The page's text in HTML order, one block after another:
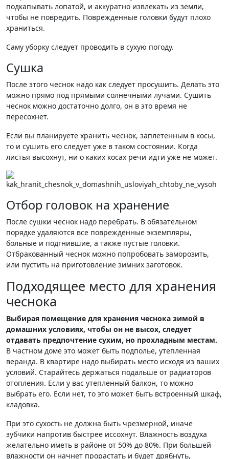
подкапывать лопатой, и аккуратно извлекать из земли,
чтобы не повредить. Поврежденные головки будут плохо
храниться.
Саму уборку следует проводить в сухую погоду.
Сушка
После этого чеснок надо как следует просушить. Делать это
можно прямо под прямыми солнечными лучами. Сушить
чеснок можно достаточно долго, он в это время не
пересохнет.
Если вы планируете хранить чеснок, заплетенным в косы,
то и сушить его следует уже в таком состоянии. Когда
листья высохнут, ни о каких косах речи идти уже не может.
Отбор головок на хранение
После сушки чеснок надо перебрать. В обязательном
порядке удаляются все поврежденные экземпляры,
больные и подгнившие, а также пустые головки.
Отбракованный чеснок можно попробовать заморозить,
или пустить на приготовление зимних заготовок.
Подходящее место для хранения
чеснока
Выбирая помещение для хранения чеснока зимой в
домашних условиях, чтобы он не высох, следует
отдавать предпочтение сухим, но прохладным местам.
В частном доме это может быть подполье, утепленная
веранда. В квартире надо выбирать место исходя из ваших
условий. Старайтесь держаться подальше от радиаторов
отопления. Если у вас утепленный балкон, то можно
выбрать его. Если нет, то это может быть встроенный шкаф,
кладовка.
При это сухость не должна быть чрезмерной, иначе
зубчики напротив быстрее иссохнут. Влажность воздуха
желательно иметь в районе от 50% до 80%. При большей
влажности он начнет прорастать и будет дрябнуть,